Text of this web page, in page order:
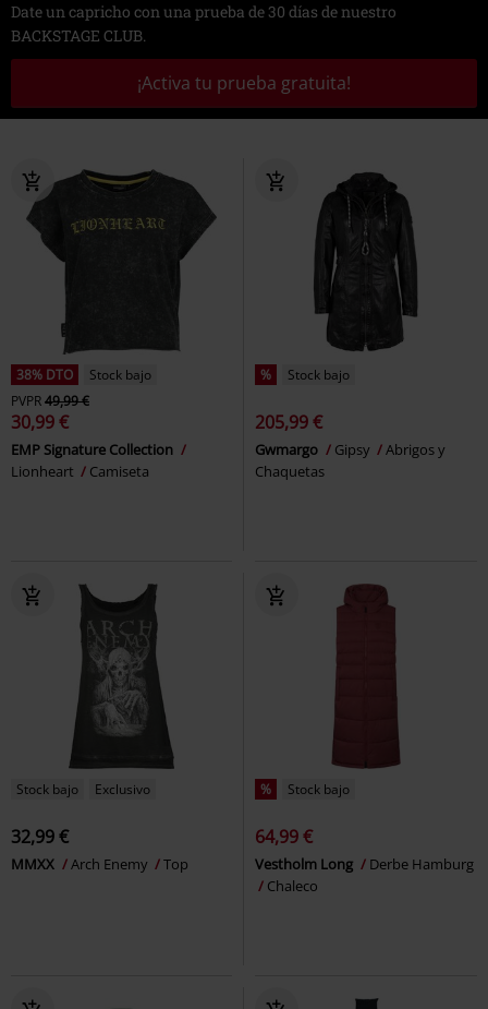
Date un capricho con una prueba de 30 días de nuestro
BACKSTAGE CLUB.
¡Activa tu prueba gratuita!
38% DTO
Stock bajo
PVPR49,99 €
30,99 €
EMP Signature Collection
Lionheart
Camiseta
% Stock bajo
205,99 €
Gwmargo Gipsy
Abrigos y
Chaquetas
Stock bajo Exclusivo
32,99 €
MMXX Arch Enemy Top
% Stock bajo
64,99 €
Vestholm Long
Derbe Hamburg
Chaleco